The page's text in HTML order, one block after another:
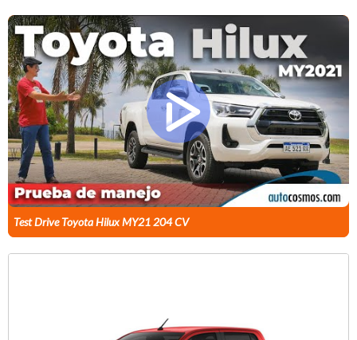
Test Drive Toyota Hilux MY21 204 CV